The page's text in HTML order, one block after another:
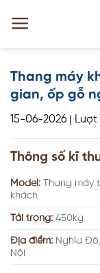
Thang máy
gian, ốp gỗ
15-06-2026 | Lượt
Thông số kĩ
Model: Thang máy
khách
Tải trọng: 450kg
Địa điểm: Nghĩa
Nội